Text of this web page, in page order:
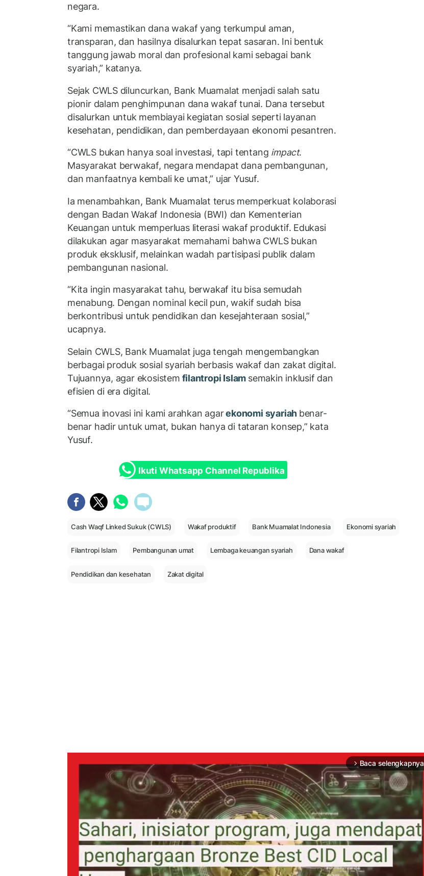
negara.
“Kami memastikan dana wakaf yang terkumpul aman,
transparan, dan hasilnya disalurkan tepat sasaran. Ini bentuk
tanggung jawab moral dan profesional kami sebagai bank
syariah,” katanya.
Sejak CWLS diluncurkan, Bank Muamalat menjadi salah satu
pionir dalam penghimpunan dana wakaf tunai. Dana tersebut
disalurkan untuk membiayai kegiatan sosial seperti layanan
kesehatan, pendidikan, dan pemberdayaan ekonomi pesantren.
“CWLS bukan hanya soal investasi, tapi tentang impact.
Masyarakat berwakaf, negara mendapat dana pembangunan,
dan manfaatnya kembali ke umat,” ujar Yusuf.
Ia menambahkan, Bank Muamalat terus memperkuat kolaborasi
dengan Badan Wakaf Indonesia (BWI) dan Kementerian
Keuangan untuk memperluas literasi wakaf produktif. Edukasi
dilakukan agar masyarakat memahami bahwa CWLS bukan
produk eksklusif, melainkan wadah partisipasi publik dalam
pembangunan nasional.
“Kita ingin masyarakat tahu, berwakaf itu bisa semudah
menabung. Dengan nominal kecil pun, wakif sudah bisa
berkontribusi untuk pendidikan dan kesejahteraan sosial,”
ucapnya.
Selain CWLS, Bank Muamalat juga tengah mengembangkan
berbagai produk sosial syariah berbasis wakaf dan zakat digital.
Tujuannya, agar ekosistem filantropi Islam semakin inklusif dan
efisien di era digital.
“Semua inovasi ini kami arahkan agarekonomi syariah benar-
benar hadir untuk umat, bukan hanya di tataran konsep,” kata
Yusuf.
Ikuti Whatsapp Channel Republika
Cash Waqf Linked Sukuk (CWLS) Wakaf produktif Bank Muamalat Indonesia Ekonomi syariah
Filantropi Islam Pembangunan umat Lembaga keuangan syariah Dana wakaf
Pendidikan dan kesehatan Zakat digital
arrow_forward_ios Baca selengkapnya